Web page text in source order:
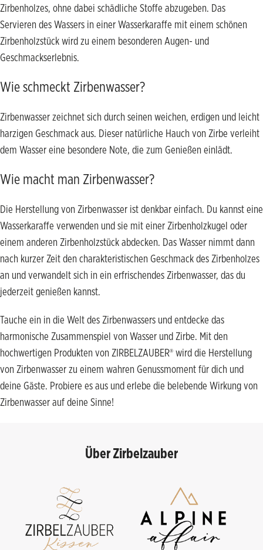
Zirbenholzes, ohne dabei schädliche Stoffe abzugeben. Das
Servieren des Wassers in einer Wasserkaraffe mit einem schönen
Zirbenholzstück wird zu einem besonderen Augen- und
Geschmackserlebnis.
Wie schmeckt Zirbenwasser?
Zirbenwasser zeichnet sich durch seinen weichen, erdigen und leicht
harzigen Geschmack aus. Dieser natürliche Hauch von Zirbe verleiht
dem Wasser eine besondere Note, die zum Genießen einlädt.
Wie macht man Zirbenwasser?
Die Herstellung von Zirbenwasser ist denkbar einfach. Du kannst eine
Wasserkaraffe verwenden und sie mit einer Zirbenholzkugel oder
einem anderen Zirbenholzstück abdecken. Das Wasser nimmt dann
nach kurzer Zeit den charakteristischen Geschmack des Zirbenholzes
an und verwandelt sich in ein erfrischendes Zirbenwasser, das du
jederzeit genießen kannst.
Tauche ein in die Welt des Zirbenwassers und entdecke das
harmonische Zusammenspiel von Wasser und Zirbe. Mit den
hochwertigen Produkten von ZIRBELZAUBER® wird die Herstellung
von Zirbenwasser zu einem wahren Genussmoment für dich und
deine Gäste. Probiere es aus und erlebe die belebende Wirkung von
Zirbenwasser auf deine Sinne!
Über Zirbelzauber